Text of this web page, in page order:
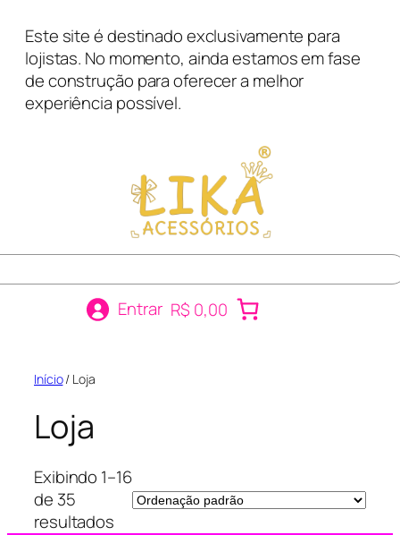
para
conteúdo
Este site é destinado exclusivamente para
lojistas. No momento, ainda estamos em fase
de construção para oferecer a melhor
experiência possível.
Entrar R$ 0,00
Início/ Loja
Loja
Exibindo 1–16
de 35
resultados